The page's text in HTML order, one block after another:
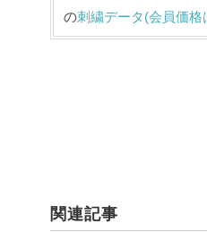
の刺繍データ(会員価格
関連記事